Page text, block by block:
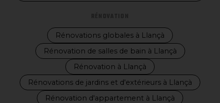
Rénovations globales à Llançà
Rénovation de salles de bain à Llançà
Rénovation à Llançà
Rénovations de jardins et d'extérieurs à Llançà
Rénovation d'appartement à Llançà